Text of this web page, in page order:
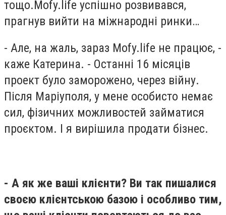
тощо.Mofy.life успішно розвивався,
прагнув вийти на міжнародні ринки…
- Але, на жаль, зараз Mofy.life не працює, -
каже Катерина. - Останні 16 місяців
проект було заморожено, через війну.
Після Маріуполя, у мене особисто немає
сил, фізичних можливостей займатися
проєктом. І я вирішила продати бізнес.
- А як же ваші клієнти? Ви так пишалися
своєю клієнтською базою і особливо тим,